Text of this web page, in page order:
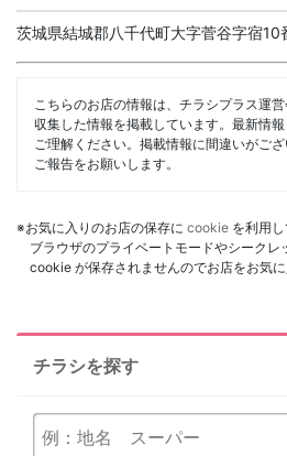
茨城県結城郡八千代町大字菅谷字宿10
こちらのお店の情報は、チラシプラス運
収集した情報を掲載しています。最新情
ご理解ください。掲載情報に間違いがご
ご報告をお願いします。
※お気に入りのお店の保存に cookie を利用し
ブラウザのプライベートモードやシークレ
cookie が保存されませんのでお店をお気に
チラシを探す